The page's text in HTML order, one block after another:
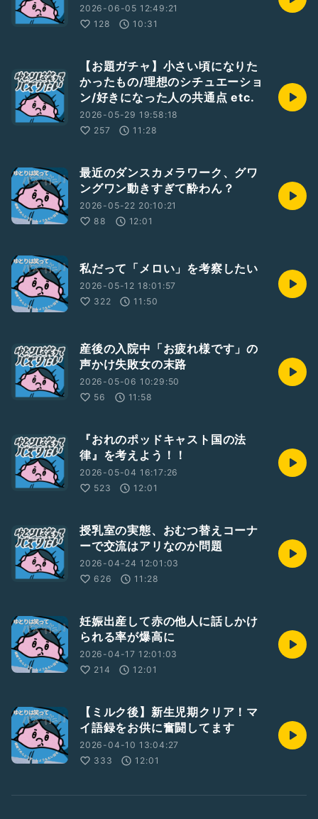
2026-06-05 12:49:21
128
10:31
【お題ガチャ】小さい頃になりた
かったもの/理想のシチュエーショ
ン/好きになった人の共通点 etc.
2026-05-29 19:58:18
257
11:28
最近のダンスカメラワーク、グワ
ングワン動きすぎて酔わん？
2026-05-22 20:10:21
88
12:01
私だって「メロい」を考察したい
2026-05-12 18:01:57
322
11:50
産後の入院中「お疲れ様です」の
声かけ失敗女の末路
2026-05-06 10:29:50
56
11:58
『おれのポッドキャスト国の法
律』を考えよう！！
2026-05-04 16:17:26
523
12:01
授乳室の実態、おむつ替えコーナ
ーで交流はアリなのか問題
2026-04-24 12:01:03
626
11:28
妊娠出産して赤の他人に話しかけ
られる率が爆高に
2026-04-17 12:01:03
214
12:01
【ミルク後】新生児期クリア！マ
イ語録をお供に奮闘してます
2026-04-10 13:04:27
333
12:01